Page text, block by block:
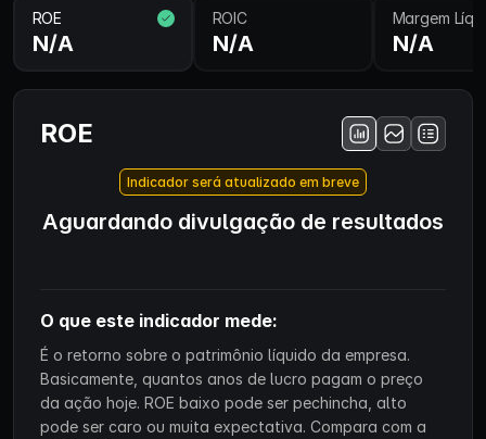
ROE
N/A
ROIC
N/A
Margem
N/A
ROE
Indicador será atualizado em breve
Aguardando divulgação de resultados
O que este indicador mede:
É o retorno sobre o patrimônio líquido da empresa.
Basicamente, quantos anos de lucro pagam o preço
da ação hoje. ROE baixo pode ser pechincha, alto
pode ser caro ou muita expectativa. Compara com a